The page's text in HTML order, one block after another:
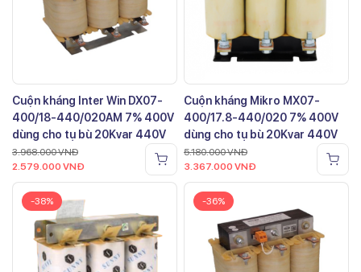
Cuộn kháng Inter Win DX07-
400/18-440/020AM 7% 400V
dùng cho tụ bù 20Kvar 440V
3.968.000VNĐ
2.579.000 VNĐ
Cuộn kháng Mikro MX07-
400/17.8-440/020 7% 400V
dùng cho tụ bù 20Kvar 440V
5.180.000VNĐ
3.367.000 VNĐ
-38% -36%